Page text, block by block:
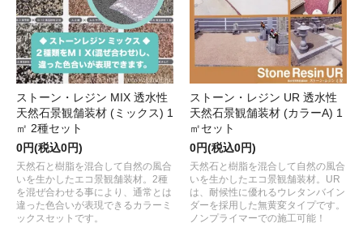
ストーン・レジン MIX 透水性
天然石景観舗装材 (ミックス) 1
㎡ 2種セット
0円(税込0円)
天然石と樹脂を混合して自然の風合
いを生かしたエコ景観舗装材。2種
を混ぜ合わせる事により、通常とは
違った色合いが表現できるカラーミ
ックスセットです。
ストーン・レジン UR 透水性
天然石景観舗装材 (カラーA) 1
㎡セット
0円(税込0円)
天然石と樹脂を混合して自然の風合
いを生かしたエコ景観舗装材。UR
は、耐候性に優れるウレタンバイン
ダーを採用した無黄変タイプです。
ノンプライマーでの施工可能！